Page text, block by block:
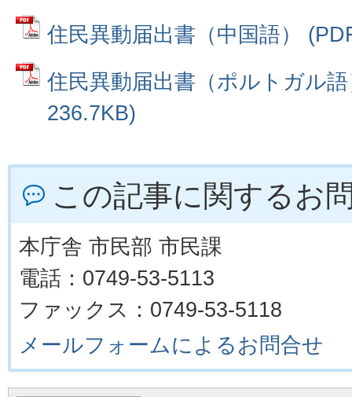
住民異動届出書（中国語）
住民異動届出書（ポルトガル
236.7KB)
この記事に関するお
本庁舎 市民部 市民課
電話：0749-53-5113
ファックス：0749-53-5118
メールフォームによるお問合せ